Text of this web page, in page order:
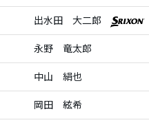
出水田 大二郎
永野 竜太郎
中山 絹也
岡田 絃希